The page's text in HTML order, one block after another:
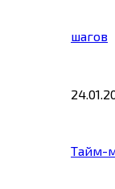
шагов
Тайм-